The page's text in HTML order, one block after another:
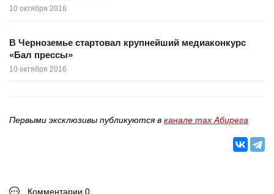
10 октября 2016
В Черноземье стартовал крупнейший медиаконкурс
«Бал прессы»
10 октября 2016
Первыми эксклюзивы публикуются в канале max Абирега
Комментарии 0